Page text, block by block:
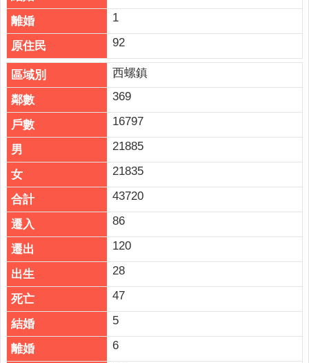
1
92
西螺鎮
369
16797
21885
21835
43720
86
120
28
47
5
6